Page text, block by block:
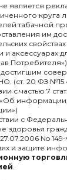
является
круга
табачной
им
и аксессуарах
Потребителя»).
(ст. 20 ФЗ №15
с частью 7
«Об
с
здоровья
27.07.2006 No
и защите